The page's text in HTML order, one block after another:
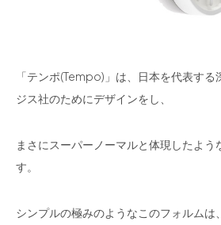
「テンポ(Tempo)」は、日本を代表する
ジス社のためにデザインをし、
まさにスーパーノーマルと体現したよ
す。
シンプルの極みのようなこのフォルムは